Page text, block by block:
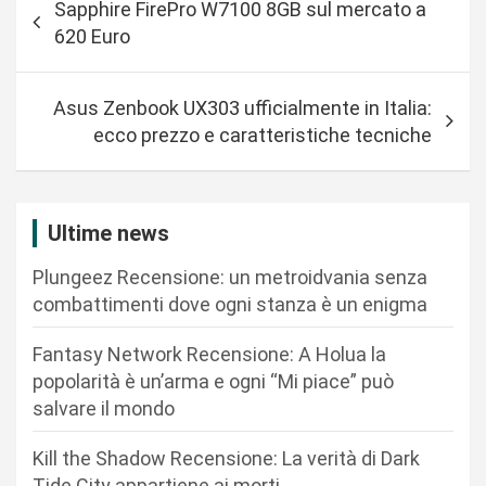
a
Sapphire FirePro W7100 8GB sul mercato a
620 Euro
Asus Zenbook UX303 ufficialmente in Italia:
ecco prezzo e caratteristiche tecniche
Ultime news
Plungeez Recensione: un metroidvania senza
combattimenti dove ogni stanza è un enigma
Fantasy Network Recensione: A Holua la
popolarità è un’arma e ogni “Mi piace” può
salvare il mondo
Kill the Shadow Recensione: La verità di Dark